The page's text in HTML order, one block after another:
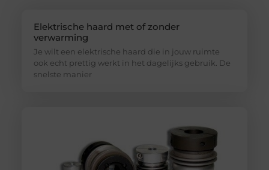
Elektrische haard met of zonder
verwarming
Je wilt een elektrische haard die in jouw ruimte
ook echt prettig werkt in het dagelijks gebruik. De
snelste manier